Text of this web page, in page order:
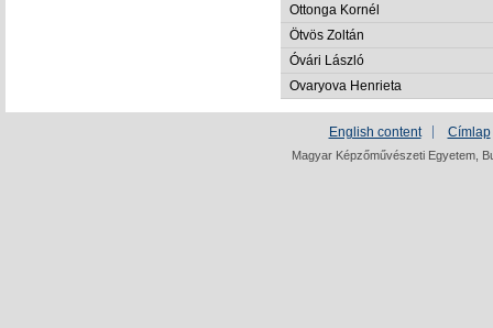
Ottonga Kornél
Ötvös Zoltán
Óvári László
Ovaryova Henrieta
English content Címlap
Magyar Képzőművészeti Egyetem,